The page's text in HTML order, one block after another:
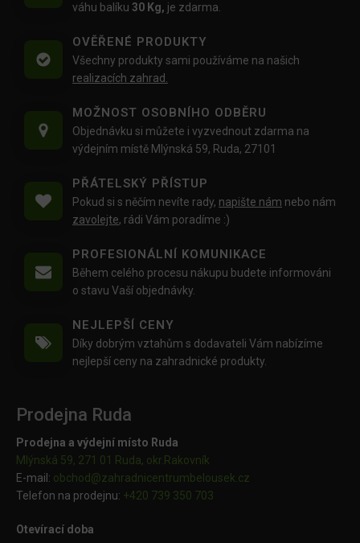
váhu balíku 30 Kg, je zdarma.
OVĚŘENÉ PRODUKTY
Všechny produkty sami používáme na našich
realizacích zahrad.
MOŽNOST OSOBNÍHO ODBĚRU
Objednávku si můžete i vyzvednout zdarma na
výdejním místě Mlýnská 59, Ruda, 27101
PŘÁTELSKÝ PŘÍSTUP
Pokud si s něčím nevíte rady, napište nám nebo nám
zavolejte, rádi Vám poradíme :)
PROFESIONÁLNÍ KOMUNIKACE
Během celého procesu nákupu budete informováni
o stavu Vaší objednávky.
NEJLEPŠÍ CENY
Díky dobrým vztahům s dodavateli Vám nabízíme
nejlepší ceny na zahradnické produkty.
Prodejna Ruda
Prodejna a výdejní místo Ruda
Mlýnská 59, 271 01 Ruda, okr.Rakovník
E-mail: obchod@zahradnicentrumbelousek.cz
Telefon na prodejnu: +420 739 350 703
Otevírací doba